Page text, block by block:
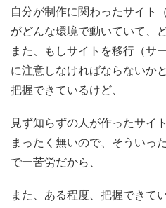
自分が制作に関わったサイト
がどんな環境で動いていて、
また、もしサイトを移行（サ
に注意しなければならないか
把握できているけど、
見ず知らずの人が作ったサイ
まったく無いので、そういっ
で一苦労だから、
また、ある程度、把握できて